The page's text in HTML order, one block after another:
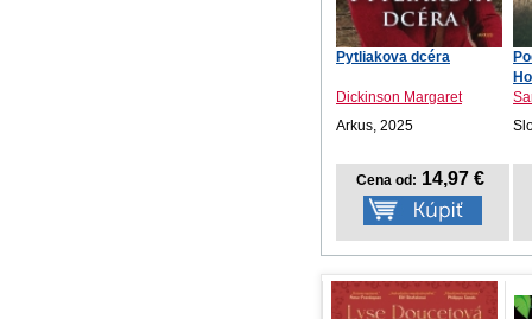
Pytliakova dcéra
Dickinson Margaret
Arkus, 2025
Cena od: 14,97 €